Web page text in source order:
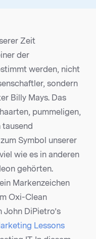
Zeit
der
werden, nicht
sondern
Billy Mays. Das
pummeligen,
tausend
Symbol unserer
wie es in anderen
gehörten.
Markenzeichen
Oxi-Clean
DiPietro’s
Lessons